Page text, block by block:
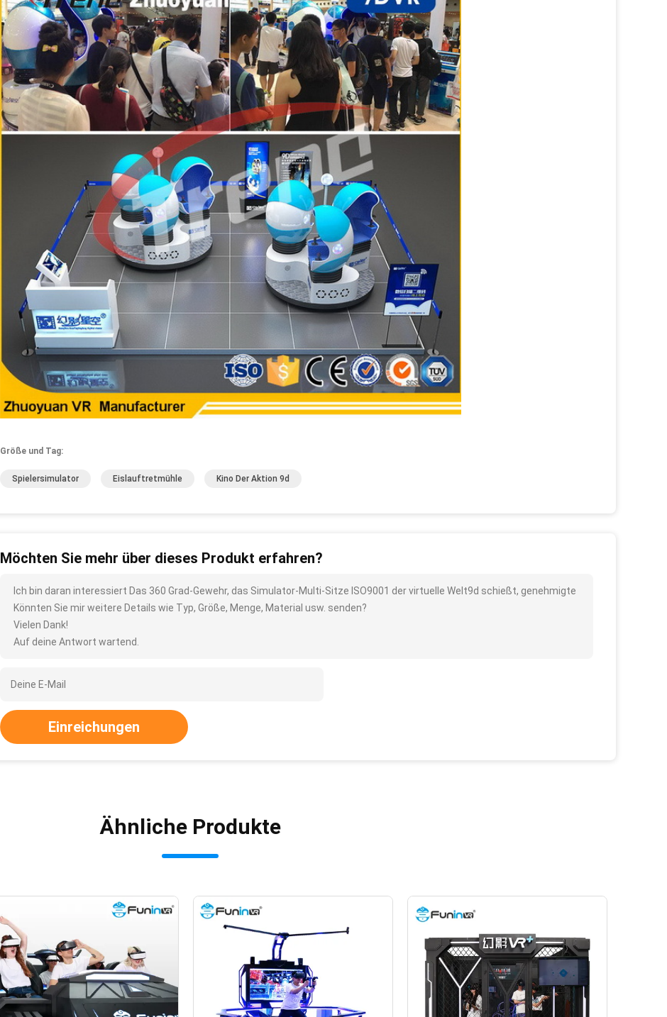
Größe und Tag:
Spielersimulator Eislauftretmühle Kino Der Aktion 9d
Möchten Sie mehr über dieses Produkt erfahren?
Ich bin daran interessiert Das 360 Grad-Gewehr, das Simulator-Multi-Sitze ISO9001 der virtuelle Welt9d schießt, genehmigte
Könnten Sie mir weitere Details wie Typ, Größe, Menge, Material usw. senden?
Vielen Dank!
Auf deine Antwort wartend.
Einreichungen
Ähnliche Produkte